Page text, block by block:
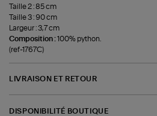
Taille 2 : 85 cm
Taille 3 : 90 cm
Largeur : 3,7 cm
Composition :100% python.
(ref-1767C)
LIVRAISON ET RETOUR
DISPONIBILITÉ BOUTIQUE